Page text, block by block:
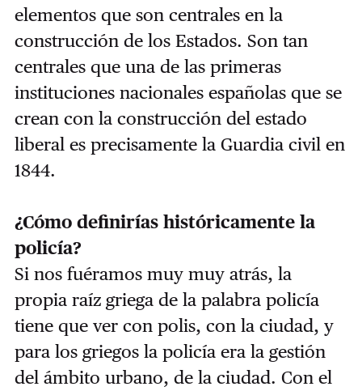
elementos que son centrales en la
construcción de los Estados. Son tan
centrales que una de las primeras
instituciones nacionales españolas que se
crean con la construcción del estado
liberal es precisamente la Guardia civil en
1844.
¿Cómo definirías históricamente la
policía?
Si nos fuéramos muy muy atrás, la
propia raíz griega de la palabra policía
tiene que ver con polis, con la ciudad, y
para los griegos la policía era la gestión
del ámbito urbano, de la ciudad. Con el